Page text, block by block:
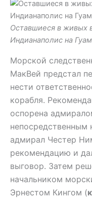
Оставшиеся в живых
Индианаполис на
Морской
МакВей предстал
нести
корабля.
оспорена
непосредственным
адмирал Честер
рекомендацию и
выговор. Затем
начальником
Эрнестом Кингом (